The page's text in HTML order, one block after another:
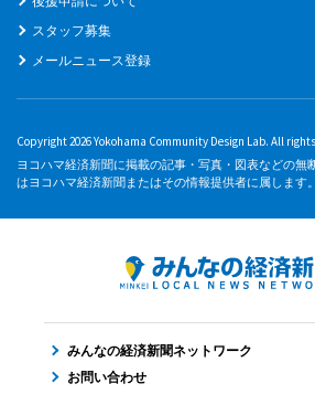
スタッフ募集
メールニュース登録
Copyright 2026 Yokohama Community Design Lab. All
ヨコハマ経済新聞に掲載の記事・写真・図表などの無
はヨコハマ経済新聞またはその情報提供者に属します。
みんなの経済新聞ネットワーク
お問い合わせ